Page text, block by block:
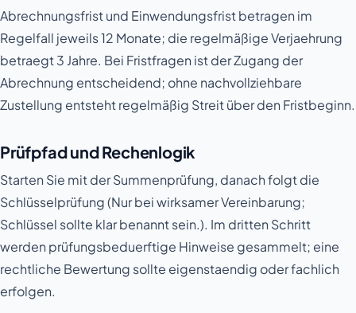
Abrechnungsfrist und Einwendungsfrist betragen im
Regelfall jeweils 12 Monate; die regelmäßige Verjaehrung
betraegt 3 Jahre. Bei Fristfragen ist der Zugang der
Abrechnung entscheidend; ohne nachvollziehbare
Zustellung entsteht regelmäßig Streit über den Fristbeginn.
Prüfpfad und Rechenlogik
Starten Sie mit der Summenprüfung, danach folgt die
Schlüsselprüfung (Nur bei wirksamer Vereinbarung;
Schlüssel sollte klar benannt sein.). Im dritten Schritt
werden prüfungsbeduerftige Hinweise gesammelt; eine
rechtliche Bewertung sollte eigenstaendig oder fachlich
erfolgen.